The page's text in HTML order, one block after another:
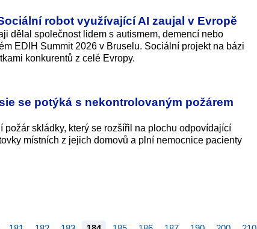
robot využívající AI zaujal v Evropě
dělal společnost lidem s autismem, demencí nebo
EDIH Summit 2026 v Bruselu. Sociální projekt na bázi
konkurentů z celé Evropy.
se potýká s nekontrolovaným požárem
skládky, který se rozšířil na plochu odpovídající
místních z jejich domovů a plní nemocnice pacienty